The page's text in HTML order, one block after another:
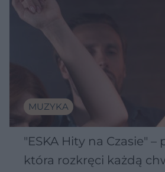
MUZYKA
"ESKA Hity na Czasie" –
która rozkręci każdą